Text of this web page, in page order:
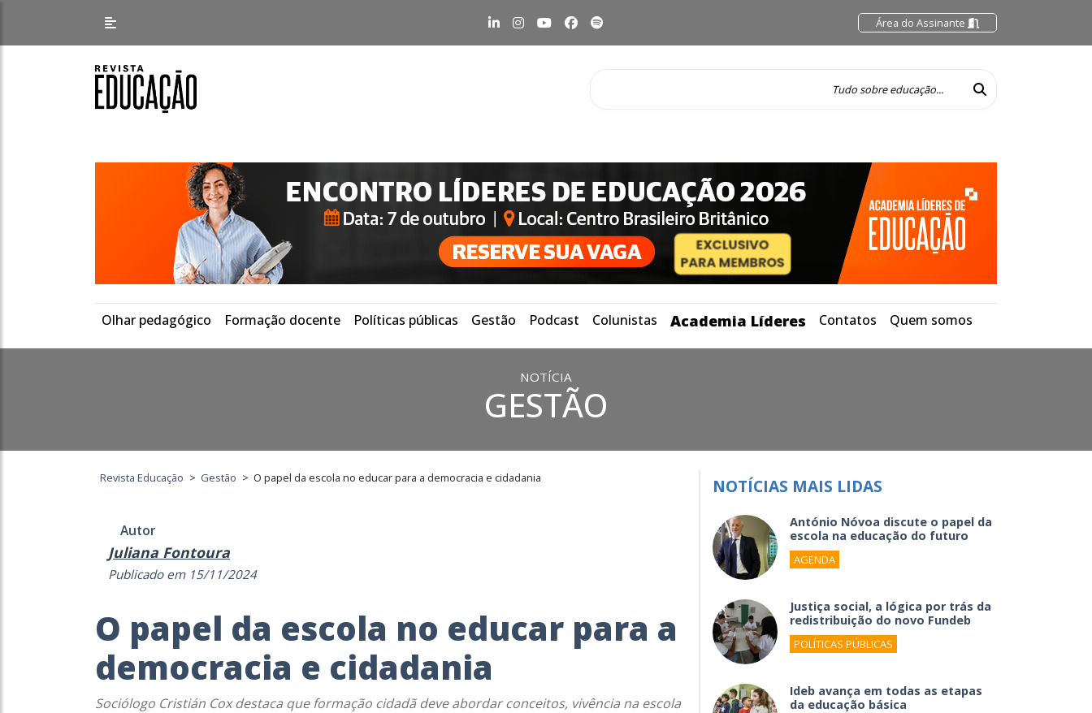
Área do Assinante
Olhar pedagógico Formação docente Políticas públicas Gestão Podcast Colunistas Academia Líderes Contatos Quem somos
NOTÍCIA
GESTÃO
Revista Educação > Gestão > O papel da escola no educar para a democracia e cidadania
Autor
Juliana Fontoura
Publicado em 15/11/2024
O papel da escola no educar para a
democracia e cidadania
Sociólogo Cristián Cox destaca que formação cidadã deve abordar conceitos, vivência na escola
NOTÍCIAS MAIS LIDAS
António Nóvoa discute o papel da
escola na educação do futuro
AGENDA
Justiça social, a lógica por trás da
redistribuição do novo Fundeb
POLÍTICAS PÚBLICAS
Ideb avança em todas as etapas
da educação básica